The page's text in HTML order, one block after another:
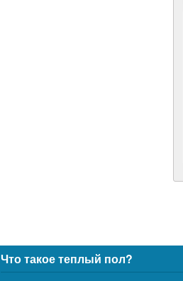
Что такое теплый пол?